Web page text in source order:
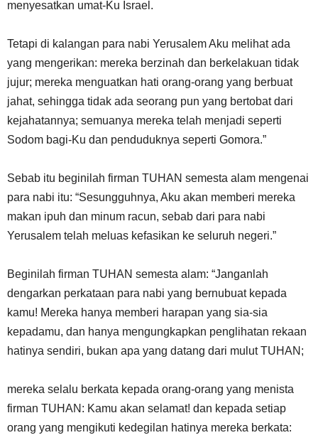
menyesatkan umat-Ku Israel.
Tetapi di kalangan para nabi Yerusalem Aku melihat ada
yang mengerikan: mereka berzinah dan berkelakuan tidak
jujur; mereka menguatkan hati orang-orang yang berbuat
jahat, sehingga tidak ada seorang pun yang bertobat dari
kejahatannya; semuanya mereka telah menjadi seperti
Sodom bagi-Ku dan penduduknya seperti Gomora.”
Sebab itu beginilah firman TUHAN semesta alam mengenai
para nabi itu: “Sesungguhnya, Aku akan memberi mereka
makan ipuh dan minum racun, sebab dari para nabi
Yerusalem telah meluas kefasikan ke seluruh negeri.”
Beginilah firman TUHAN semesta alam: “Janganlah
dengarkan perkataan para nabi yang bernubuat kepada
kamu! Mereka hanya memberi harapan yang sia-sia
kepadamu, dan hanya mengungkapkan penglihatan rekaan
hatinya sendiri, bukan apa yang datang dari mulut TUHAN;
mereka selalu berkata kepada orang-orang yang menista
firman TUHAN: Kamu akan selamat! dan kepada setiap
orang yang mengikuti kedegilan hatinya mereka berkata: